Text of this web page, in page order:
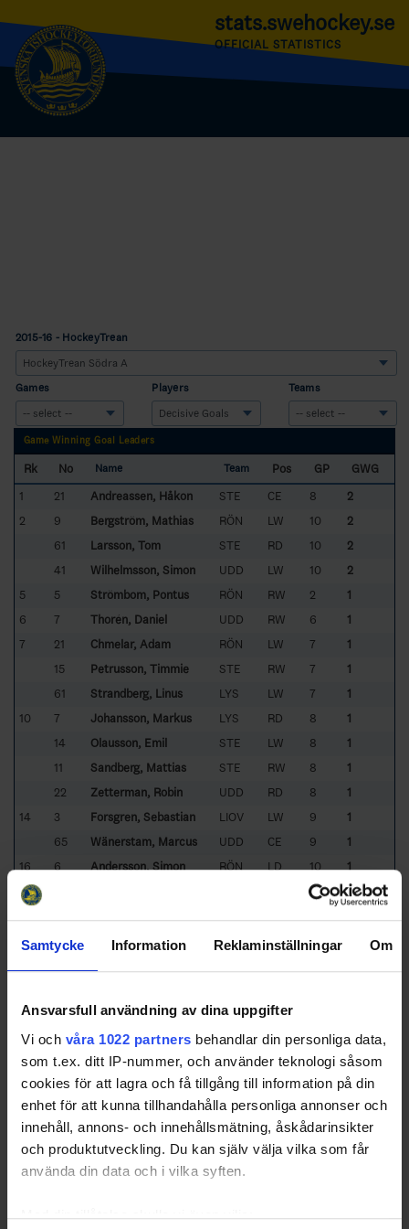
Samtycke Information Reklaminställningar Om
Ansvarsfull användning av dina uppgifter
Vi och våra 1022 partners behandlar din personliga data,
som t.ex. ditt IP-nummer, och använder teknologi såsom
cookies för att lagra och få tillgång till information på din
enhet för att kunna tillhandahålla personliga annonser och
innehåll, annons- och innehållsmätning, åskådarinsikter
och produktutveckling. Du kan själv välja vilka som får
använda din data och i vilka syften.
Med din tillåtelse skulle vi även vilja:
stats.swehockey.se
OFFICIAL STATISTICS
2015-16 - HockeyTrean
Games Players Teams
Game Winning Goal Leaders
Rk No Name Team Pos GP
GWG
1
21 Andreassen, Håkon STE CE 8
2
2
9 Bergström, Mathias RÖN LW 10
2
61
Larsson, Tom STE RD 10
2
41
Wilhelmsson, Simon UDD LW 10
2
5
5 Strömbom, Pontus RÖN RW 2
1
6
7 Thorén, Daniel UDD RW 6
1
7
21 Chmelar, Adam RÖN LW 7
1
15
Petrusson, Timmie STE RW 7
1
61
Strandberg, Linus LYS LW 7
1
10
7 Johansson, Markus LYS RD 8
1
14
Olausson, Emil STE LW 8
1
11
Sandberg, Mattias STE RW 8
1
22
Zetterman, Robin UDD RD 8
1
14
3 Forsgren, Sebastian LIOV LW 9
1
65
Wänerstam, Marcus UDD CE 9
1
16
6 Andersson, Simon RÖN LD 10
1
10
1
19
Bergman, Emil LIOV LW 10
14
Hilmersson, Filip LIOV RW
6
Larsson, Joseph LYS CE 10
1
16
Maderner, Ludwig STE RW 10
1
16
Niklasson, Patrik UDD RD 10
1
Sorted by higherGame WinningGoals and lowerGamesPlayed
- KB-Knights IK
- Lions HC
LYS - Lysekils HK Viking RÖN- Rönnängs IK
STE- Stenungsund HF UDD- Uddevalla HC